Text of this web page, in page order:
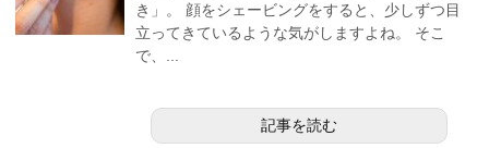
き」。 顔をシェービングをすると、少しずつ目
立ってきているような気がしますよね。 そこ
で、...
記事を読む